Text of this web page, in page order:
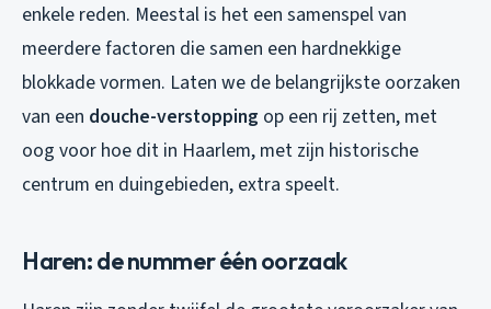
enkele reden. Meestal is het een samenspel van
meerdere factoren die samen een hardnekkige
blokkade vormen. Laten we de belangrijkste oorzaken
van een douche-verstopping op een rij zetten, met
oog voor hoe dit in Haarlem, met zijn historische
centrum en duingebieden, extra speelt.
Haren: de nummer één oorzaak